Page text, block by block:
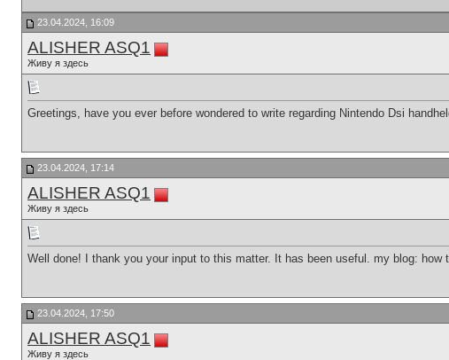
23.04.2024, 16:09
ALISHER ASQ1
Живу я здесь
Greetings, have you ever before wondered to write regarding Nintendo Dsi
23.04.2024, 17:14
ALISHER ASQ1
Живу я здесь
Well done! I thank you your input to this matter. It has been useful. my blog: how
23.04.2024, 17:50
ALISHER ASQ1
Живу я здесь